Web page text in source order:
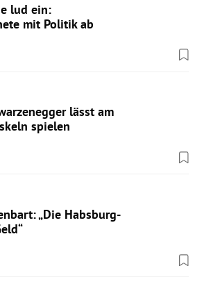
lud ein:
mit Politik ab
lässt am
spielen
„Die Habsburg-